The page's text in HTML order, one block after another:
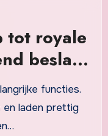
tot royale
beslag
functies.
laden prettig